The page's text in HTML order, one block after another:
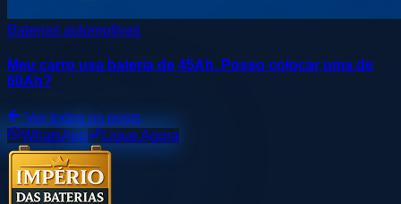
Baterias automotivas
Meu carro usa bateria de 45Ah. Posso colocar uma de
60Ah?
Ver todos os posts
WhatsApp
Ligue Agora